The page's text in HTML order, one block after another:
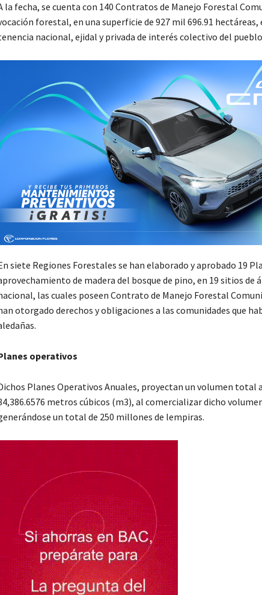
la fecha, se cuenta con 140 Contratos de Manejo Forestal
forestal, en una superficie de 927 mil 696.91
nacional, ejidal y privada de interés colectivo del
siete Regiones Forestales se han elaborado y aprobado 19
de madera del bosque de pino, en 19 sitios de
las cuales poseen Contrato de Manejo Forestal
otorgado derechos y obligaciones a las comunidades que
operativos
Planes Operativos Anuales, proyectan un volumen total
metros cúbicos (m3), al comercializar dicho
un total de 250 millones de lempiras.